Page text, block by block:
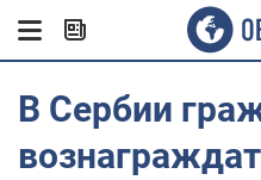
В Сербии